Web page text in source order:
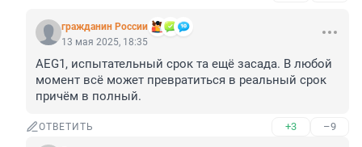
гражданин России
13 мая 2025, 18:35
AEG1, испытательный срок та ещё засада. В любой
момент всё может превратиться в реальный срок
причём в полный.
ОТВЕТИТЬ +3 –9